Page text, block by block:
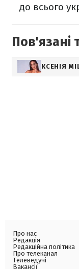
до всього
Пов'язані
КСЕНІЯ
Про нас
Редакція
Редакційна політика
Про телеканал
Телеведучі
Вакансії